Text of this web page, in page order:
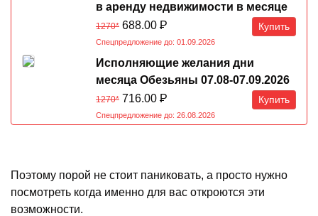
в аренду недвижимости в месяце
Обезьяны 07.08-07.09.2026
1270* 688.00 Р Купить
Спецпредложение до: 01.09.2026
Исполняющие желания дни
месяца Обезьяны 07.08-07.09.2026
1270* 716.00 Р Купить
Спецпредложение до: 26.08.2026
Поэтому порой не стоит паниковать, а просто нужно
посмотреть когда именно для вас откроются эти
возможности.